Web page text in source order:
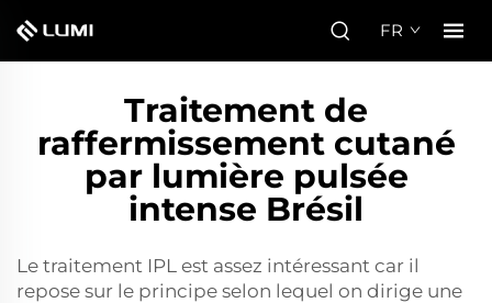
FR
Traitement de
raffermissement cutané
par lumière pulsée
intense Brésil
Le traitement IPL est assez intéressant car il
repose sur le principe selon lequel on dirige une